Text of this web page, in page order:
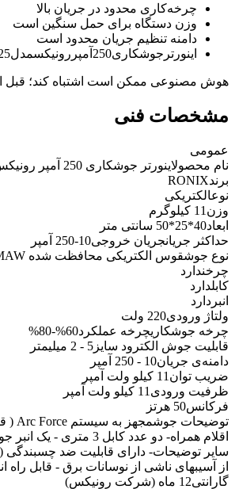
چرخه‌کاری محدود در جریان بالا
وزن دستگاه برای حمل سنگین است
دامنه تنظیم جریان محدود است
اینورترجوشکاری250آمپررونیکسمدلRH-4625 چرخه‌کاری محدود در جریان بالا
هوش مصنوعی ممکن است اشتباه کند؛
مشخصات فنی
عمومی
نام محصولاینورتر جوشکاری 250 آمپر رونیکس مدل RH-4625
برندRONIX
نوعالکتریکی
وزن 11 کیلوگرم
ابعاد40*25*50 سانتی متر
حداکثر جریانجریان خروجی10-250 آمپر
نوع جوشقوس الکتریکی محافظت شده GMAW , نقطه ای RSW , قوس الکتریکی SMAW , آرگون GTAW
چرخندارد
کابلدارد
انبر دارد
ولتاژ ورودی220 ولت
چرخه جوشکاریچرخه عملکرد60%-80%
قابلیت جوش الکترود سایز 5 - 2 میلیمتر
دامنه‌ی جریان10 - 250 آمپر
ضریب توان 11 کیلو ولت آمپر
ظرفيت ورودی 11 کیلو ولت آمپر
فرکانس50 هرتز
توضیحات جوشمجهز به سیستم Arc Force ( قابلیت تنظیم میزان قوس الکتریکی ) مجهز به سیستم Autostop مجهز به سیستم جوشکاری TIG
اقلام همراه- دو عدد کابل 3 متری - یک انبر جوشکاری - یک انبر اتصال بدنه 3 - دفترچه راهنما
سایر توضیحات
از آسیبهای ناشی از نوسانات برق - قابل راه
گارانتی12 ماه (شرکت رونیکس)